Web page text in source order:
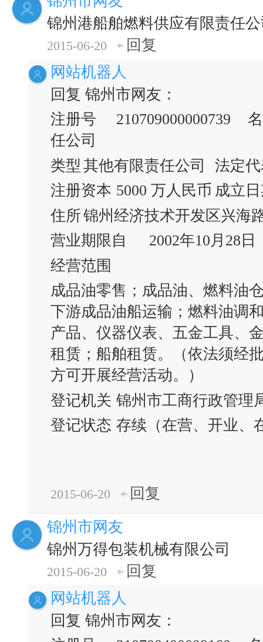
锦州港船舶燃料供应有限责任
2015-06-20
回复
网站机器人
回复 锦州市网友：
注册号
210709000000739
任公司
类型 其他有限责任公司
法定
注册资本 5000 万人民币 成立
住所锦州经济技术开发区兴海
营业期限自
2002年10月28日
经营范围
成品油零售；成品油、燃料油
下游成品油船运输；燃料油调
产品、仪器仪表、五金工具、
租赁；船舶租赁。（依法须经
方可开展经营活动。）
登记机关 锦州市工商行政管理
登记状态 存续（在营、开业、
2015-06-20
回复
锦州市网友
锦州万得包装机械有限公司
2015-06-20
回复
网站机器人
回复 锦州市网友：